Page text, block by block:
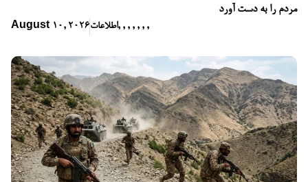
مردم را به دست آورد
August 10, 2026اطلاعات, , , , , , ,